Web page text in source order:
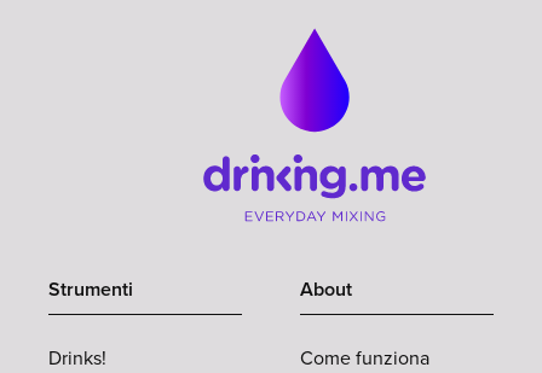
Strumenti
Drinks!
About
Come funziona